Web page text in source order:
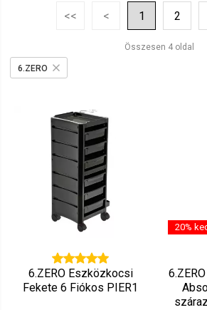
Ár szerint növekvő
<< < 1 2
Összesen 4 oldal
6.ZERO
6.ZERO Eszközkocsi
Fekete 6 Fiókos PIER1
20%